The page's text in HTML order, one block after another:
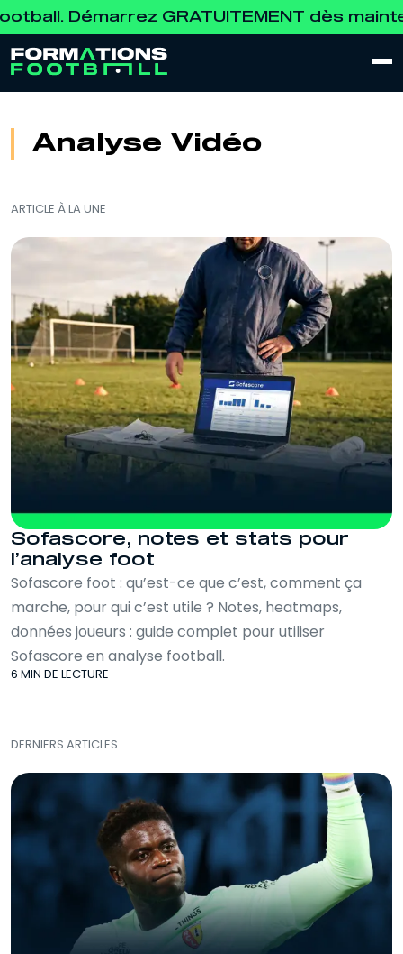
GRATUITEMENT dès maintenant →
Analyse Vidéo
ARTICLE À LA UNE
Sofascore, notes et stats pour
l’analyse foot
Sofascore foot : qu’est-ce que c’est, comment ça
marche, pour qui c’est utile ? Notes, heatmaps,
données joueurs : guide complet pour utiliser
Sofascore en analyse football.
6 MIN DE LECTURE
DERNIERS ARTICLES